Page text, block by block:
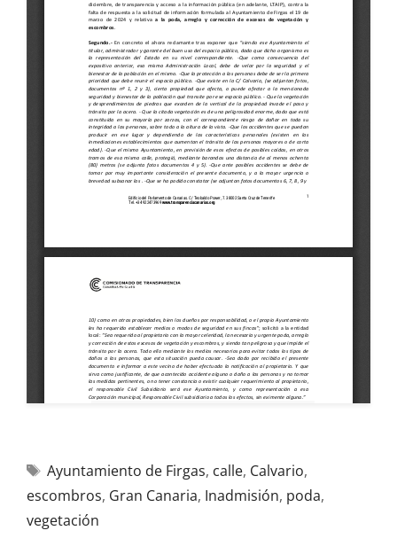
Ayuntamiento de Firgas, calle, Calvario,
escombros, Gran Canaria, Inadmisión, poda,
vegetación